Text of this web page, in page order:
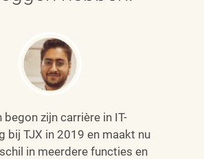
begon zijn carrière in IT-
bij TJX in 2019 en maakt nu
in meerdere functies en